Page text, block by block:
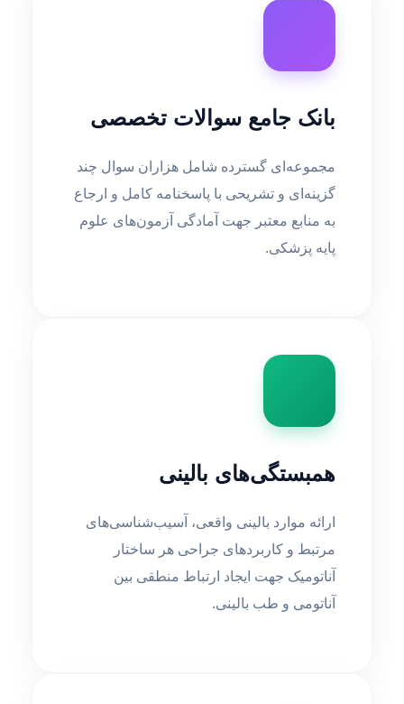
بانک جامع سوالات تخصصی
مجموعه‌ای گسترده شامل هزاران سوال چند
گزینه‌ای و تشریحی با پاسخنامه کامل و ارجاع
به منابع معتبر جهت آمادگی آزمون‌های علوم
پایه پزشکی.
همبستگی‌های بالینی
ارائه موارد بالینی واقعی، آسیب‌شناسی‌های
مرتبط و کاربردهای جراحی هر ساختار
آناتومیک جهت ایجاد ارتباط منطقی بین
آناتومی و طب بالینی.